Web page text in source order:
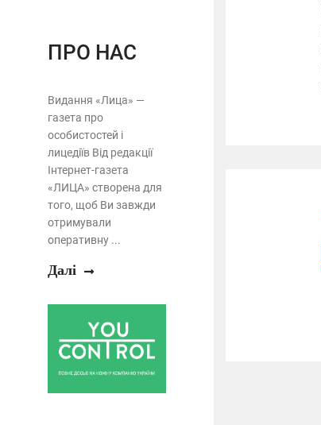
ПРО НАС
Видання «Лица» —
газета про
особистостей і
лицедіїв Від редакції
Інтернет-газета
«ЛИЦА» створена для
того, щоб Ви завжди
отримували
оперативну ...
Далі